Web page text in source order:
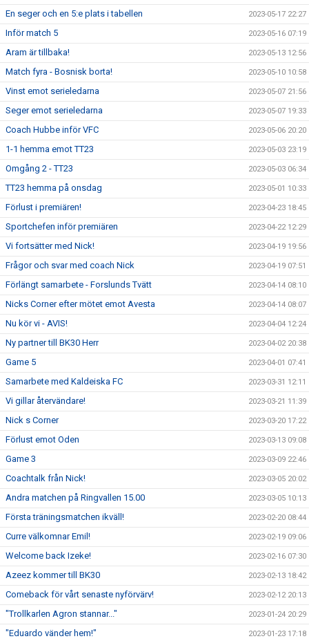
En seger och en 5:e plats i tabellen 2023-05-17 22:27
Inför match 5 2023-05-16 07:19
Aram är tillbaka! 2023-05-13 12:56
Match fyra - Bosnisk borta! 2023-05-10 10:58
Vinst emot serieledarna 2023-05-07 21:56
Seger emot serieledarna 2023-05-07 19:33
Coach Hubbe inför VFC 2023-05-06 20:20
1-1 hemma emot TT23 2023-05-03 23:19
Omgång 2 - TT23 2023-05-03 06:34
TT23 hemma på onsdag 2023-05-01 10:33
Förlust i premiären! 2023-04-23 18:45
Sportchefen inför premiären 2023-04-22 12:29
Vi fortsätter med Nick! 2023-04-19 19:56
Frågor och svar med coach Nick 2023-04-19 07:51
Förlängt samarbete - Forslunds Tvätt 2023-04-14 08:10
Nicks Corner efter mötet emot Avesta 2023-04-14 08:07
Nu kör vi - AVIS! 2023-04-04 12:24
Ny partner till BK30 Herr 2023-04-02 20:38
Game 5 2023-04-01 07:41
Samarbete med Kaldeiska FC 2023-03-31 12:11
Vi gillar återvändare! 2023-03-21 11:39
Nick s Corner 2023-03-20 17:22
Förlust emot Oden 2023-03-13 09:08
Game 3 2023-03-09 22:46
Coachtalk från Nick! 2023-03-05 20:02
Andra matchen på Ringvallen 15.00 2023-03-05 10:13
Första träningsmatchen ikväll! 2023-02-20 08:44
Curre välkomnar Emil! 2023-02-19 09:06
Welcome back Izeke! 2023-02-16 07:30
Azeez kommer till BK30 2023-02-13 18:42
Comeback för vårt senaste nyförvärv! 2023-02-12 20:13
"Trollkarlen Agron stannar..." 2023-01-24 20:29
"Eduardo vänder hem!" 2023-01-23 17:18